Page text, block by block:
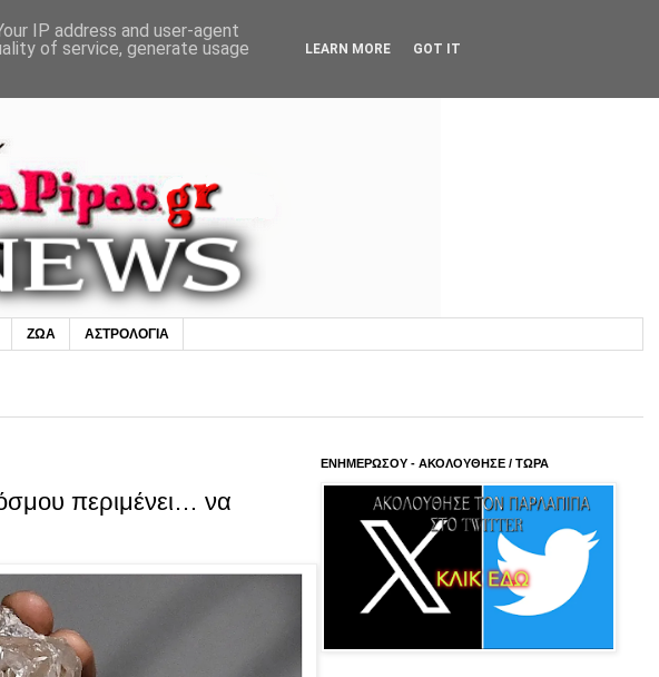
ΖΩΑ ΑΣΤΡΟΛΟΓΙΑ
περιμένει… να
ΕΝΗΜΕΡΩΣΟΥ - ΑΚΟΛΟΥΘΗΣΕ / ΤΩΡΑ
IP address and user-agent
of service, generate usage
LEARN MORE GOT IT